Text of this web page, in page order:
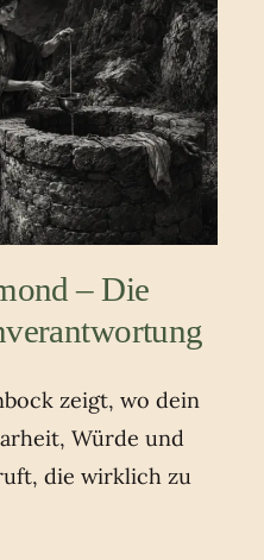
– Die
zeigt, wo dein
Würde und
die wirklich zu